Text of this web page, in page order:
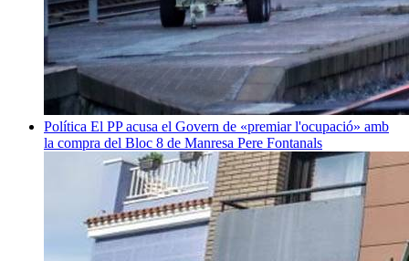
Política El PP acusa el Govern de «premiar l'ocupació» amb
la compra del Bloc 8 de Manresa Pere Fontanals